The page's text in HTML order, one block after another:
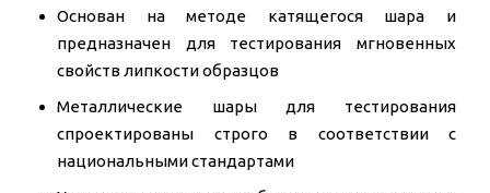
Основан на методе катящегося шара и
предназначен для тестирования мгновенных
свойств липкости образцов
Металлические шары для тестирования
спроектированы строго в соответствии с
национальными стандартами